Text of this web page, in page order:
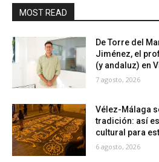
MOST READ
De Torre del
Jiménez, el
(y andaluz) en
7 agosto, 2026
Vélez-Málaga
tradición: así
cultural para
6 agosto, 2026